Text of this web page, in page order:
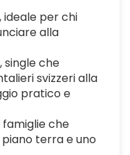
ideale per chi
alla
single che
svizzeri alla
pratico e
che
terra e uno